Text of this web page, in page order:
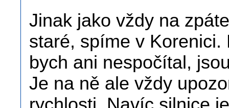
Jinak jako vždy na
staré, spíme v
bych ani nespočítal,
Je na ně ale vždy